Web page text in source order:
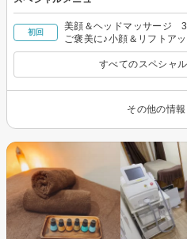
初回
美顔＆ヘッドマッサージ
ご褒美に♪小顔＆リフトアッ
すべてのスペシャ
その他の情